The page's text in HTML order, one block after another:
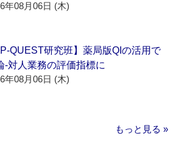
年08月06日 (木)
QUEST研究班】薬局版QIの活用で
‐対人業務の評価指標に
年08月06日 (木)
もっと見る »